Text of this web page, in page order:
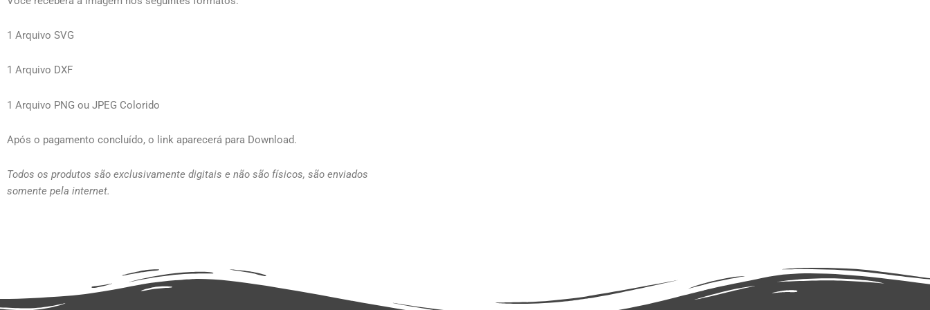
1 Arquivo SVG
1 Arquivo DXF
1 Arquivo PNG ou JPEG Colorido
Após o pagamento concluído, o link aparecerá para Download.
Todos os produtos são exclusivamente digitais e não são físicos, são enviados
somente pela internet.